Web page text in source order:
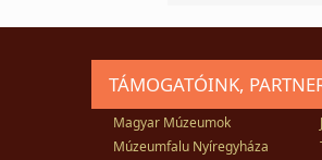
TÁMOGATÓINK,
Magyar Múzeumok
Múzeumfalu Nyíregyháza